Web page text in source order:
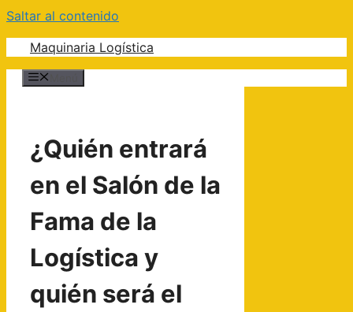
Saltar al contenido
Maquinaria Logística
¿Quién entrará
en el Salón de la
Fama de la
Logística y
quién será el